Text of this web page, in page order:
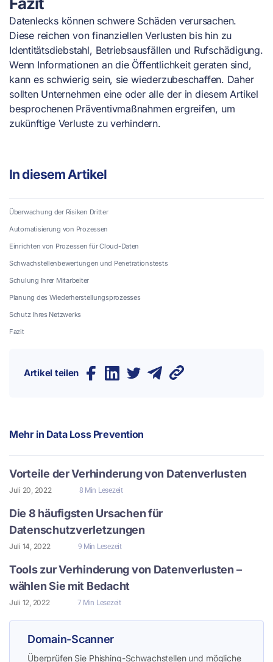
Datenlecks können schwere Schäden verursachen.
Diese reichen von finanziellen Verlusten bis hin zu
Identitätsdiebstahl, Betriebsausfällen und Rufschädigung.
Wenn Informationen an die Öffentlichkeit geraten sind,
kann es schwierig sein, sie wiederzubeschaffen. Daher
sollten Unternehmen eine oder alle der in diesem Artikel
besprochenen Präventivmaßnahmen ergreifen, um
zukünftige Verluste zu verhindern.
In diesem Artikel
Überwachung der Risiken Dritter
Automatisierung von Prozessen
Einrichten von Prozessen für Cloud-Daten
Schwachstellenbewertungen und Penetrationstests
Schulung Ihrer Mitarbeiter
Planung des Wiederherstellungsprozesses
Schutz Ihres Netzwerks
Fazit
Artikel teilen
Mehr in Data Loss Prevention
Vorteile der Verhinderung von Datenverlusten
Juli 20, 2022 8 Min Lesezeit
Die 8 häufigsten Ursachen für
Datenschutzverletzungen
Juli 14, 2022 9 Min Lesezeit
Tools zur Verhinderung von Datenverlusten –
wählen Sie mit Bedacht
Juli 12, 2022 7 Min Lesezeit
Domain-Scanner
Überprüfen Sie Phishing-Schwachstellen und mögliche